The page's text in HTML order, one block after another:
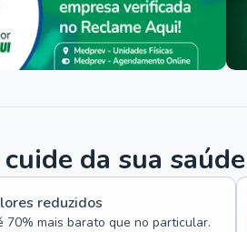
da sua
reduzidos
70% mais barato que no particular.